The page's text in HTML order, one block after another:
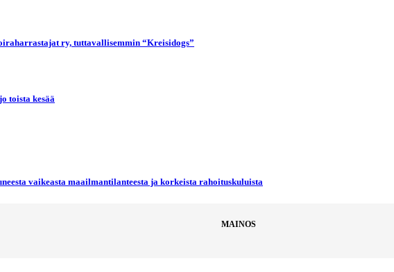
ry, tuttavallisemmin “Kreisidogs”
toista kesää
vaikeasta maailmantilanteesta ja korkeista rahoituskuluista
MAINOS